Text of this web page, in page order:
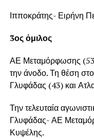
Ιπποκράτης- Ειρήνη
3ος όμιλος
ΑΕ Μεταμόρφωσης (53
την άνοδο. Τη θέση
Γλυφάδας (43) και
Την τελευταία
Γλυφάδας- ΑΕ
Κυψέλης.